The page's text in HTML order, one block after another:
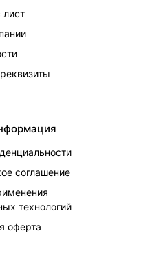
лист
соглашение
технологий
оферта